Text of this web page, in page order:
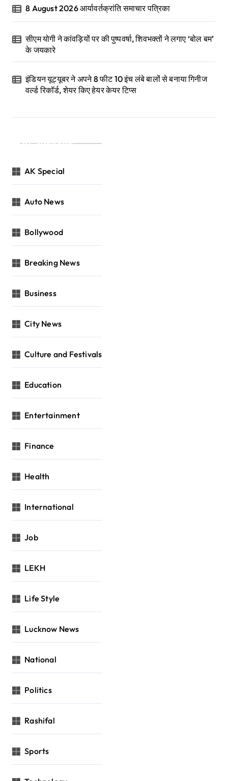
8 August 2026 आर्यावर्तक्रांति समाचार पत्रिका
सीएम योगी ने कांवड़ियों पर की पुष्पवर्षा, शिवभक्तों ने लगाए ‘बोल बम’
के जयकारे
इंडियन यूट्यूबर ने अपने 8 फीट 10 इंच लंबे बालों से बनाया गिनीज
वर्ल्ड रिकॉर्ड, शेयर किए हेयर केयर टिप्स
Categories
AK Special
Auto News
Bollywood
Breaking News
Business
City News
Culture and Festivals
Education
Entertainment
Finance
Health
International
Job
LEKH
Life Style
Lucknow News
National
Politics
Rashifal
Sports